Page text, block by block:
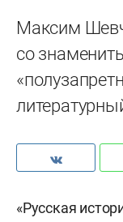
Максим
со
«Русская